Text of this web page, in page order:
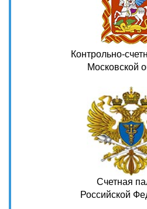
Контрольно-
Московской
Счетная
Российской